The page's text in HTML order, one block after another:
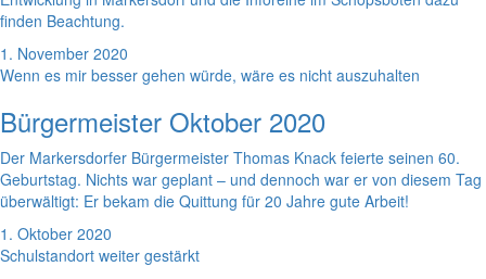
finden Beachtung.
1. November 2020
Wenn es mir besser gehen würde, wäre es nicht auszuhalten
Bürgermeister Oktober 2020
Der Markersdorfer Bürgermeister Thomas Knack feierte seinen 60.
Geburtstag. Nichts war geplant – und dennoch war er von diesem Tag
überwältigt: Er bekam die Quittung für 20 Jahre gute Arbeit!
1. Oktober 2020
Schulstandort weiter gestärkt